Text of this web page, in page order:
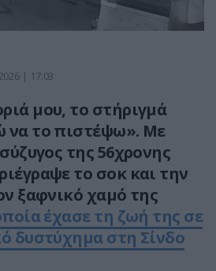
| 17:03
μου, το στήριγμά
να το πιστέψω». Με
της 56χρονης
το σοκ και την
ξαφνικό χαμό της
έχασε τη ζωή της σε
δυστύχημα στη Σίνδο